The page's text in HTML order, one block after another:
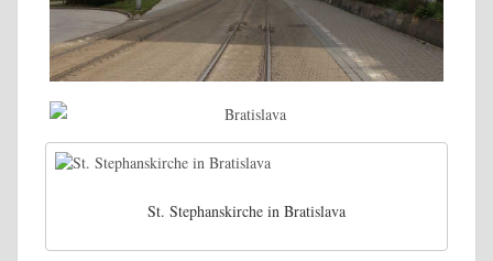
St. Stephanskirche in Bratislava